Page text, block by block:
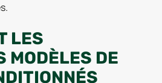
LES
MODÈLES DE